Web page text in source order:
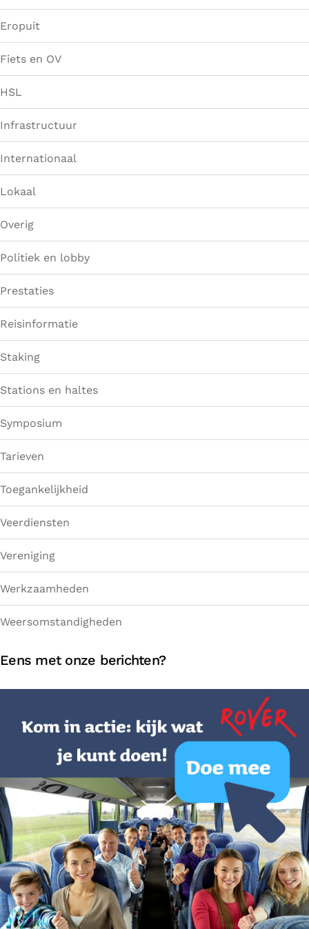
Eropuit
Fiets en OV
HSL
Infrastructuur
Internationaal
Lokaal
Overig
Politiek en lobby
Prestaties
Reisinformatie
Staking
Stations en haltes
Symposium
Tarieven
Toegankelijkheid
Veerdiensten
Vereniging
Werkzaamheden
Weersomstandigheden
Eens met onze berichten?